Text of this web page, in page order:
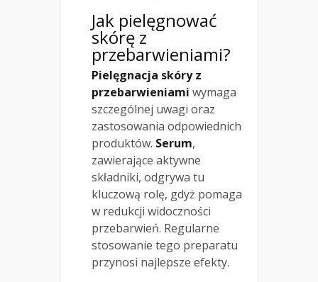
Jak pielęgnować
skórę z
przebarwieniami?
Pielęgnacja skóry z
przebarwieniami wymaga
szczególnej uwagi oraz
zastosowania odpowiednich
produktów. Serum,
zawierające aktywne
składniki, odgrywa tu
kluczową rolę, gdyż pomaga
w redukcji widoczności
przebarwień. Regularne
stosowanie tego preparatu
przynosi najlepsze efekty.